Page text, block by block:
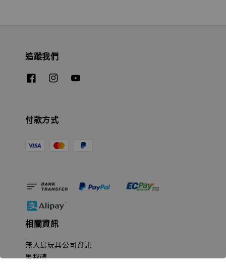
追蹤我們
付款方式
相關資訊
無人島玩具公司資訊
里程碑